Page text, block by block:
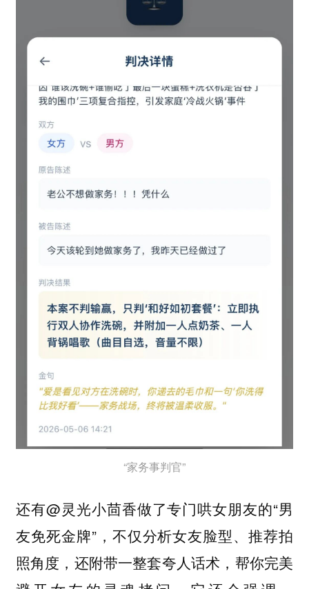
“家务事判官”
还有@灵光小茴香做了专门哄女朋友的“男
友免死金牌”，不仅分析女友脸型、推荐拍
照角度，还附带一整套夸人话术，帮你完美